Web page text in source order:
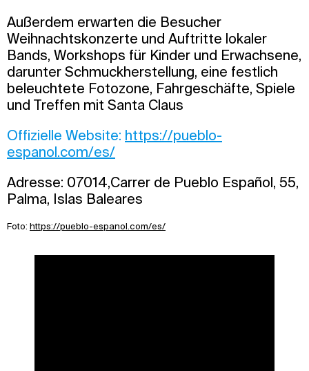
Außerdem erwarten die Besucher
Weihnachtskonzerte und Auftritte lokaler
Bands, Workshops für Kinder und Erwachsene,
darunter Schmuckherstellung, eine festlich
beleuchtete Fotozone, Fahrgeschäfte, Spiele
und Treffen mit Santa Claus
Offizielle Website: https://pueblo-
espanol.com/es/
Adresse: 07014,Carrer de Pueblo Español, 55,
Palma, Islas Baleares
Foto: https://pueblo-espanol.com/es/